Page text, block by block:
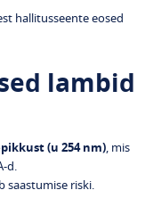
hallitusseente eosed
lambid
(u 254 nm), mis
saastumise riski.